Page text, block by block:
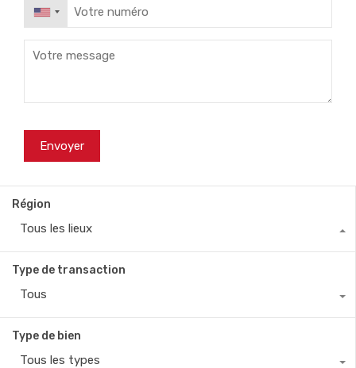
Région
Tous les lieux
Type de transaction
Tous
Type de bien
Tous les types